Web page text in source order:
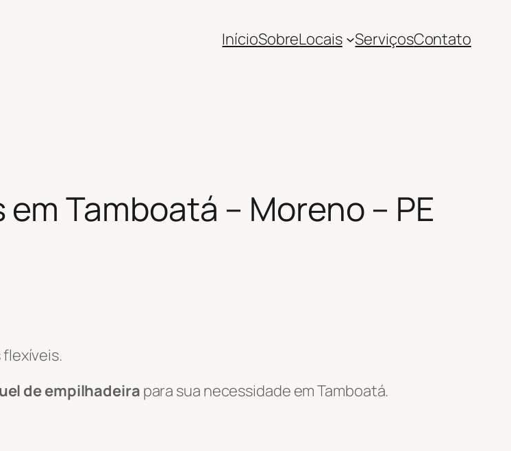
InícioSobreLocais ServiçosContato
Tamboatá – Moreno – PE
de empilhadeirapara sua necessidade em Tamboatá.